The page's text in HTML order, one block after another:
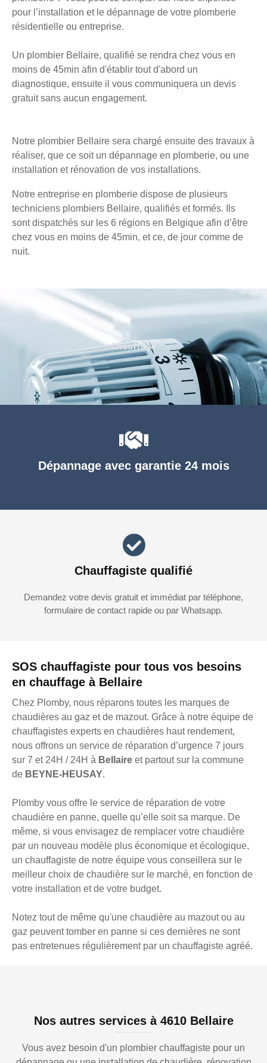
pour l’installation et le dépannage de votre plomberie
résidentielle ou entreprise.
Un plombier Bellaire, qualifié se rendra chez vous en
moins de 45min afin d'établir tout d'abord un
diagnostique, ensuite il vous communiquera un devis
gratuit sans aucun engagement.
Notre plombier Bellaire sera chargé ensuite des travaux à
réaliser, que ce soit un dépannage en plomberie, ou une
installation et rénovation de vos installations.
Notre entreprise en plomberie dispose de plusieurs
techniciens plombiers Bellaire, qualifiés et formés. Ils
sont dispatchés sur les 6 régions en Belgique afin d’être
chez vous en moins de 45min, et ce, de jour comme de
nuit.
SOS chauffagiste pour tous vos besoins
en chauffage à Bellaire
Chez Plomby, nous réparons toutes les marques de
chaudières au gaz et de mazout. Grâce à notre équipe de
chauffagistes experts en chaudières haut rendement,
nous offrons un service de réparation d’urgence 7 jours
sur 7 et 24H / 24H à Bellaire et partout sur la commune
de BEYNE-HEUSAY.
Plomby vous offre le service de réparation de votre
chaudière en panne, quelle qu’elle soit sa marque. De
même, si vous envisagez de remplacer votre chaudière
par un nouveau modèle plus économique et écologique,
un chauffagiste de notre équipe vous conseillera sur le
meilleur choix de chaudière sur le marché, en fonction de
votre installation et de votre budget.
Notez tout de même qu'une chaudière au mazout ou au
gaz peuvent tomber en panne si ces dernières ne sont
pas entretenues régulièrement par un chauffagiste agréé.
Dépannage avec garantie 24 mois
Chauffagiste qualifié
Demandez votre devis gratuit et immédiat par téléphone,
formulaire de contact rapide ou par Whatsapp.
Chauffage
Nos autres services à 4610 Bellaire
Vous avez besoin d'un plombier chauffagiste pour un